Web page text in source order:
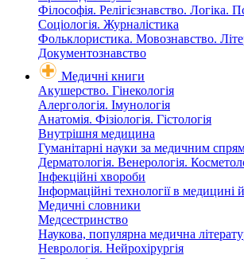
Філософія. Релігієзнавство. Логіка.
Соціологія. Журналістика
Фольклористика. Мовознавство.
Документознавство
Медичні книги
Акушерство. Гінекологія
Алергологія. Імунологія
Анатомія. Фізіологія. Гістологія
Внутрішня медицина
Гуманітарні науки за медичним
Дерматологія. Венерологія.
Інфекційні хвороби
Інформаційні технології в медицині
Медичні словники
Медсестринство
Наукова, популярна медична
Неврологія. Нейрохірургія